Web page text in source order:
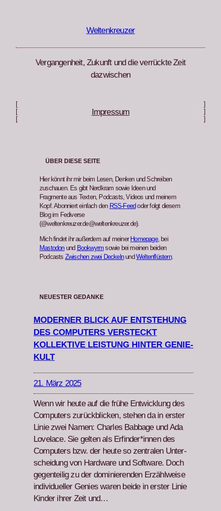
Weltenkreuzer
Vergangenheit, Zukunft und die verrückte Zeit
dazwischen
Impressum
ÜBER DIESE SEITE
Hier könnt ihr mir beim Lesen, Denken und Schreiben
zuschauen. Es gibt Nerdkram sowie Ideen und
Fragmente aus Texten, Podcasts, Videos und meinem
Kopf. Abonniert einfach den RSS-Feed oder folgt diesem
Blog im Fediverse
(@weltenkreuzer.de@weltenkreuzer.de).
Mich findet ihr außerdem auf meiner Homepage, bei
Mastodonund Bookwyrm sowie bei meinen beiden
Podcasts Zwischen zwei DeckelnundWeltenflüstern.
NEUESTER GEDANKE
MODERNER BLICK AUF ENTSTEHUNG
DES COMPUTERS VERSTECKT
KOLLEKTIVE LEISTUNG HINTER GENIE-
KULT
21. März 2025
Wenn wir heute auf die frühe Entwick­lung des
Com­put­ers zurück­blick­en, ste­hen da in erster
Lin­ie zwei Namen: Charles Bab­bage und Ada
Lovelace. Sie gel­ten als Erfinder*innen des
Com­put­ers bzw. der heute so zen­tralen Unter­
schei­dung von Hard­ware und Soft­ware. Doch
gegen­teilig zu der dominieren­den Erzählweise
indi­vidu­eller Genies waren bei­de in erster Lin­ie
Kinder ihrer Zeit und…